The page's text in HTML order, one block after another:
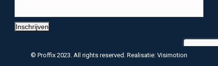
Inschrijven
© Proffix 2023. All rights reserved. Realisatie: Visimotion